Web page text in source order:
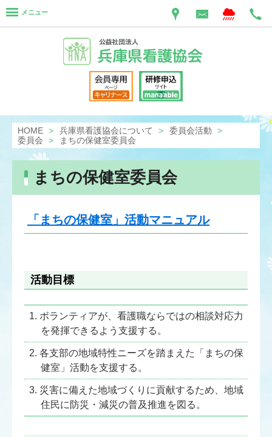
メニュー
HOME 兵庫県看護協会について
委員会活動
委員会
まちの保健室委員会
まちの保健室委員会
「まちの保健室」活動マニュアル
活動目標
ボランティアが、看護職ならではの相談対応力
を発揮できるよう支援する。
各支部の地域特性ニーズを踏まえた「まちの保
健室」活動を支援する。
災害に備えた地域づくりに貢献するため、地域
住民に防災・減災の普及推進を図る。